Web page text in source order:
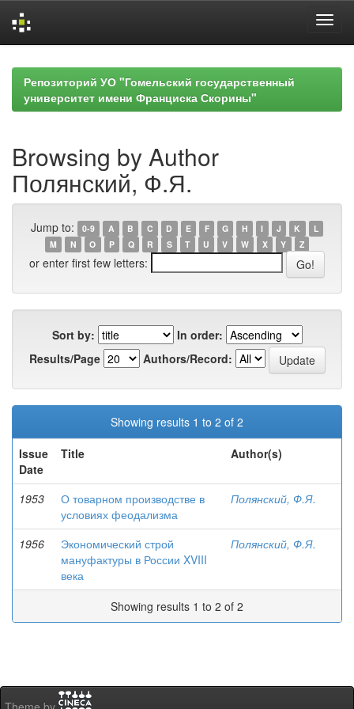
navigationРепозиторий УО "Гомельский государственный
университет имени Франциска Скорины"
Browsing by Author
Полянский, Ф.Я.
Jump to: 0-9 A B C D E F G H I J K
L
M
N O P Q R S T U V W X Y Z
or enter first few letters:
Sort by:
In order:
Results/Page
Authors/Record:
Showing results 1 to 2 of 2
Issue
Date
Title Author(s)
1953
О товарном производстве в
условиях феодализма
Полянский, Ф.Я.
1956
Экономический строй
мануфактуры в России XVIII
века
Полянский, Ф.Я.
Showing results 1 to 2 of 2